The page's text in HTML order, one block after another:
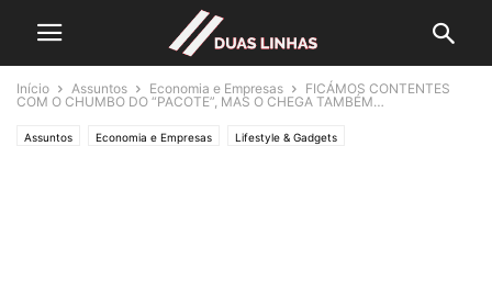
Início Assuntos Economia e Empresas
FICÁMOS CONTENTES
COM O CHUMBO DO “PACOTE”, MAS O CHEGA TAMBÉM…
Assuntos Economia e Empresas Lifestyle & Gadgets